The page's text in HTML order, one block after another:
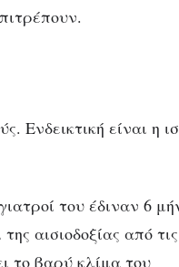
Ενδεικτική είναι η
του έδιναν 6
αισιοδοξίας από
το βαρύ κλίμα του